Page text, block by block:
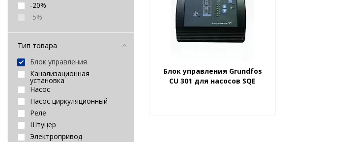
Блок управления Grundfos
CU 301 для насосов SQE
-20%
-5%
Тип товара
Блок управления
Канализационная
установка
Насос
Насос циркуляционный
Реле
Штуцер
Электропривод